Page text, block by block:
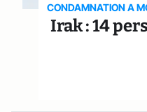
CONDAMNATION A
Irak : 14